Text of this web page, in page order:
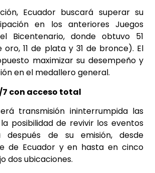
Ecuador buscará superar su
en los anteriores Juegos
Bicentenario, donde obtuvo 51
oro, 11 de plata y 31 de bronce). El
maximizar su desempeño y
en el medallero general.
con acceso total
transmisión ininterrumpida las
posibilidad de revivir los eventos
de su emisión, desde
de Ecuador y en hasta en cinco
dos ubicaciones.